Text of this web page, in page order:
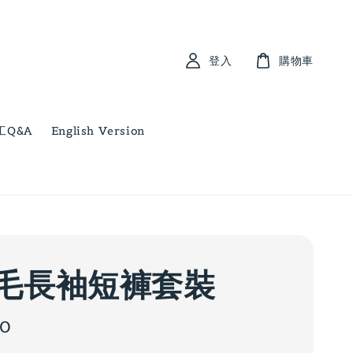
Q&A English Version
登入 購物車
長袖短褲套裝